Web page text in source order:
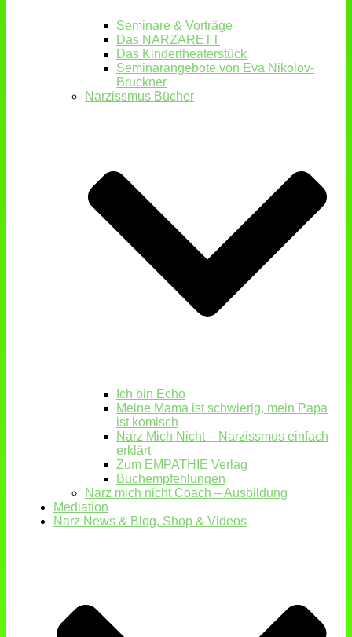
Seminare & Vorträge
Das NARZARETT
Das Kindertheaterstück
Seminarangebote von Eva Nikolov-
Bruckner
Narzissmus Bücher
Ich bin Echo
Meine Mama ist schwierig, mein Papa
ist komisch
Narz Mich Nicht – Narzissmus einfach
erklärt
Zum EMPATHIE Verlag
Buchempfehlungen
Narz mich nicht Coach – Ausbildung
Mediation
Narz News & Blog, Shop & Videos